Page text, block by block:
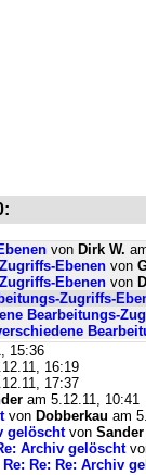
von Dirk W.
Ebenen von
Ebenen von
Zugriffs-
Bearbeitungs-
15:36
16:19
17:37
am 5.12.11, 10:41
von Dobberkau am
gelöschtvon Sander
Archiv gelöscht
Re: Re: Re: Archiv